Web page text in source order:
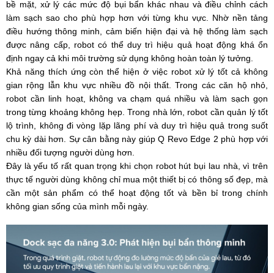
bề mặt, xử lý các mức độ bụi bẩn khác nhau và điều chỉnh cách
làm sạch sao cho phù hợp hơn với từng khu vực. Nhờ nền tảng
điều hướng thông minh, cảm biến hiện đại và hệ thống làm sạch
được nâng cấp, robot có thể duy trì hiệu quả hoạt động khá ổn
định ngay cả khi môi trường sử dụng không hoàn toàn lý tưởng.
Khả năng thích ứng còn thể hiện ở việc robot xử lý tốt cả không
gian rộng lẫn khu vực nhiều đồ nội thất. Trong các căn hộ nhỏ,
robot cần linh hoạt, không va chạm quá nhiều và làm sạch gọn
trong từng khoảng không hẹp. Trong nhà lớn, robot cần quản lý tốt
lộ trình, không đi vòng lặp lãng phí và duy trì hiệu quả trong suốt
chu kỳ dài hơn. Sự cân bằng này giúp Q Revo Edge 2 phù hợp với
nhiều đối tượng người dùng hơn.
Đây là yếu tố rất quan trọng khi chọn robot hút bụi lau nhà, vì trên
thực tế người dùng không chỉ mua một thiết bị có thông số đẹp, mà
cần một sản phẩm có thể hoạt động tốt và bền bỉ trong chính
không gian sống của mình mỗi ngày.